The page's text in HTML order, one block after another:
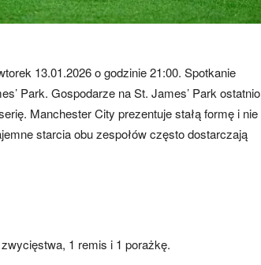
13.01.2026 o godzinie 21:00. Spotkanie
Park. Gospodarze na St. James’ Park ostatnio
Manchester City prezentuje stałą formę i nie
starcia obu zespołów często dostarczają
1 remis i 1 porażkę.